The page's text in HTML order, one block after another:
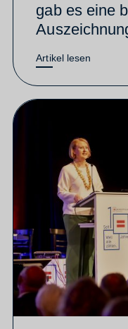
gab es eine
Artikel lesen